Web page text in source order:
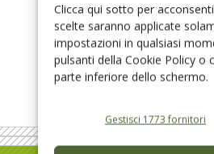
Clicca qui sotto per
scelte saranno applicate
impostazioni in qualsiasi
pulsanti della Cookie Policy o
parte inferiore dello schermo.
Gestisci 1773 fornitori